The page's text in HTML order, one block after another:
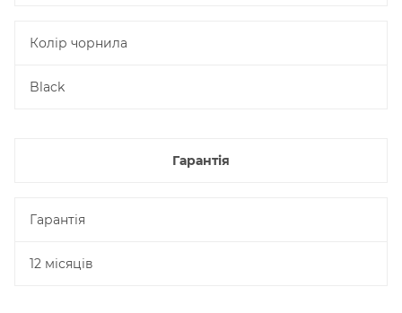
Колір чорнила
Black
Гарантія
Гарантія
12 місяців